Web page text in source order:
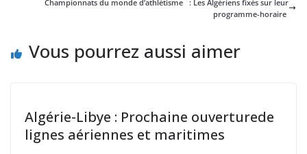
Championnats du monde d’athlétisme : Les Algériens fixés sur leur
programme-horaire
Vous pourrez aussi aimer
Algérie-Libye : Prochaine ouverturede
lignes aériennes et maritimes